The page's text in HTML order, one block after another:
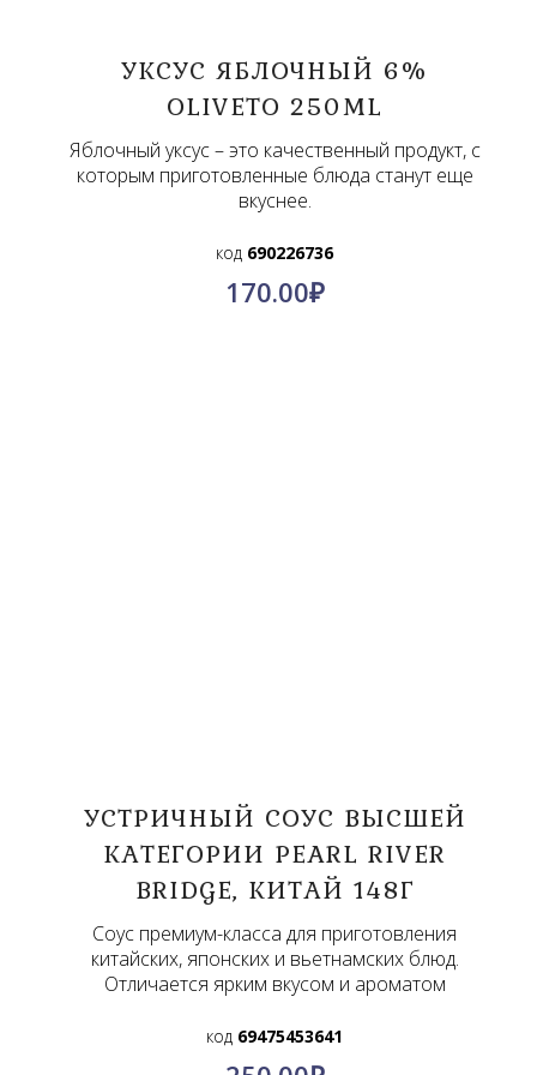
УКСУС ЯБЛОЧНЫЙ 6%
OLIVETO 250ML
Яблочный уксус – это качественный продукт, с
которым приготовленные блюда станут еще
вкуснее.
код 690226736
170.00₽
УСТРИЧНЫЙ СОУС ВЫСШЕЙ
КАТЕГОРИИ PEARL RIVER
BRIDGE, КИТАЙ 148Г
Соус премиум-класса для приготовления
китайских, японских и вьетнамских блюд.
Отличается ярким вкусом и ароматом
код 69475453641